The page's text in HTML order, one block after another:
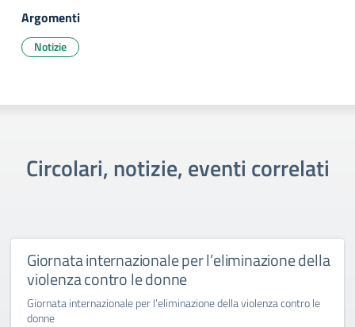
Argomenti
Notizie
Circolari, notizie, eventi correlati
Giornata internazionale per l’eliminazione della
violenza contro le donne
Giornata internazionale per l’eliminazione della violenza contro le
donne